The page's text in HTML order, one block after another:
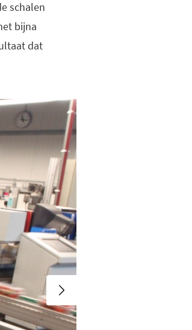
schalen
bijna
dat